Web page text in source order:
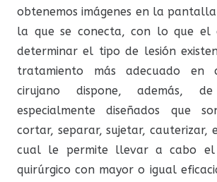
obtenemos imágenes en la
la que se conecta, con lo que el
determinar el tipo de lesión
tratamiento más adecuado en
cirujano dispone, además, de
especialmente diseñados que
cortar, separar, sujetar, cauterizar,
cual le permite llevar a cabo el
quirúrgico con mayor o igual